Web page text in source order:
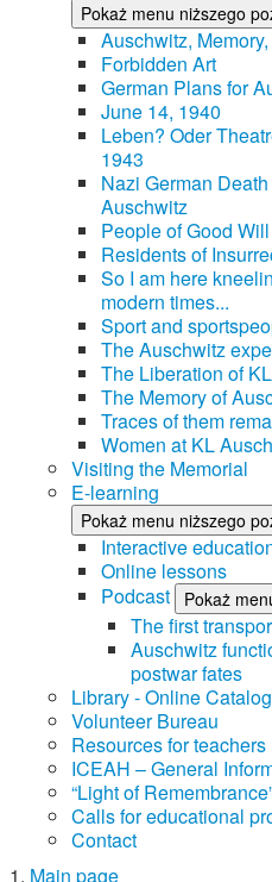
Pokaż menu niższego
Auschwitz,
Forbidden Art
German Plans for
June 14, 1940
Leben? Oder
1943
Nazi German
Auschwitz
People of Good Will
Residents of
So I am here
modern times...
Sport and
The Auschwitz
The Liberation of
The Memory of
Traces of them
Women at KL
Visiting the Memorial
E-learning
Pokaż menu niższego
Interactive
Online lessons
Podcast
Pokaż
The first
Auschwitz
postwar fates
Library - Online
Volunteer Bureau
Resources for teachers
ICEAH – General
“Light of
Calls for educational
Contact
Main page